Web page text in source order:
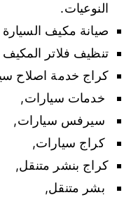
النوعيات.
صيانة مكيف السيارة
تنظيف فلاتر
كراج خدمة اصلاح
خدمات سيارات,
سيرفس سيارات,
كراج سيارات,
كراج بنشر متنقل,
بشر متنقل,